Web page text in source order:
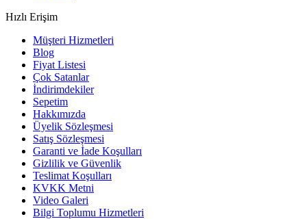
Hızlı Erişim
Müşteri Hizmetleri
Blog
Fiyat Listesi
Çok Satanlar
İndirimdekiler
Sepetim
Hakkımızda
Üyelik Sözleşmesi
Satış Sözleşmesi
Garanti ve İade Koşulları
Gizlilik ve Güvenlik
Teslimat Koşulları
KVKK Metni
Video Galeri
Bilgi Toplumu Hizmetleri